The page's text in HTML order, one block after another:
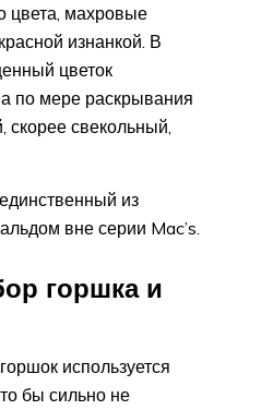
цвета, махровые
изнанкой. В
цветок
по мере раскрывания
скорее свекольный,
из
вне серии Mac’s.
горшка и
используется
бы сильно не